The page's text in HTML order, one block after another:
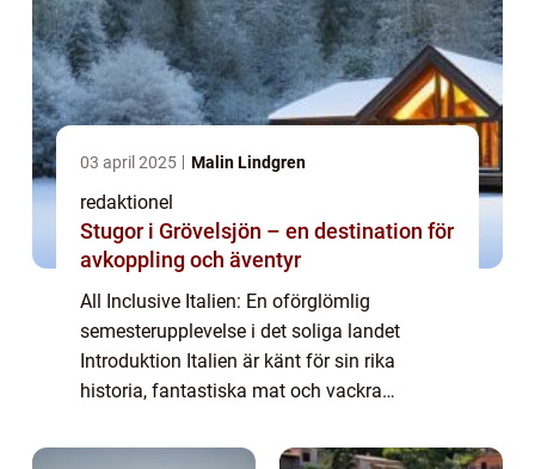
03 april 2025 Malin Lindgren
redaktionel
Stugor i Grövelsjön – en destination för
avkoppling och äventyr
All Inclusive Italien: En oförglömlig
semesterupplevelse i det soliga landet
Introduktion Italien är känt för sin rika
historia, fantastiska mat och vackra
bekymmersfritt sätt att utforska detta